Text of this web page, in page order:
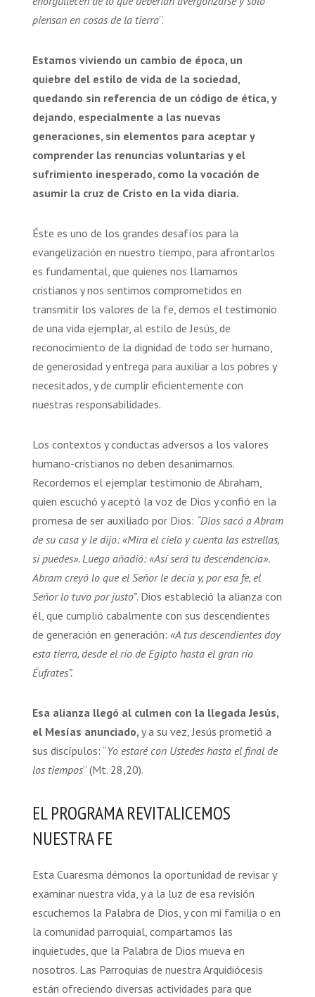
piensan en cosas de la tierra”.
Estamos viviendo un cambio de época, un
quiebre del estilo de vida de la sociedad,
quedando sin referencia de un código de ética, y
dejando, especialmente a las nuevas
generaciones, sin elementos para aceptar y
comprender las renuncias voluntarias y el
sufrimiento inesperado, como la vocación de
asumir la cruz de Cristo en la vida diaria.
Éste es uno de los grandes desafíos para la
evangelización en nuestro tiempo, para afrontarlos
es fundamental, que quienes nos llamamos
cristianos y nos sentimos comprometidos en
transmitir los valores de la fe, demos el testimonio
de una vida ejemplar, al estilo de Jesús, de
reconocimiento de la dignidad de todo ser humano,
de generosidad y entrega para auxiliar a los pobres y
necesitados, y de cumplir eficientemente con
nuestras responsabilidades.
Los contextos y conductas adversos a los valores
humano-cristianos no deben desanimarnos.
Recordemos el ejemplar testimonio de Abraham,
quien escuchó y aceptó la voz de Dios y confió en la
promesa de ser auxiliado por Dios: “Dios sacó a Abram
de su casa y le dijo: «Mira el cielo y cuenta las estrellas,
si puedes». Luego añadió: «Así será tu descendencia».
Abram creyó lo que el Señor le decía y, por esa fe, el
Señor lo tuvo por justo”. Dios estableció la alianza con
él, que cumplió cabalmente con sus descendientes
de generación en generación: «A tus descendientes doy
esta tierra, desde el río de Egipto hasta el gran río
Éufrates”.
Esa alianza llegó al culmen con la llegada Jesús,
el Mesías anunciado, y a su vez, Jesús prometió a
sus discípulos: “Yo estaré con Ustedes hasta el final de
los tiempos” (Mt. 28,20).
EL PROGRAMA REVITALICEMOS
NUESTRA FE
Esta Cuaresma démonos la oportunidad de revisar y
examinar nuestra vida, y a la luz de esa revisión
escuchemos la Palabra de Dios, y con mi familia o en
la comunidad parroquial, compartamos las
inquietudes, que la Palabra de Dios mueva en
nosotros. Las Parroquias de nuestra Arquidiócesis
están ofreciendo diversas actividades para que